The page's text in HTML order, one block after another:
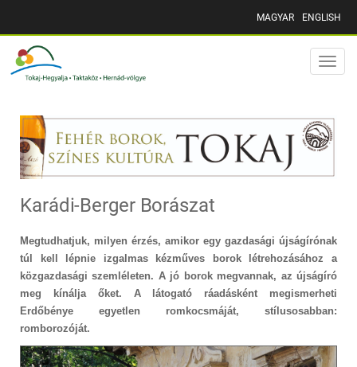
MAGYAR ENGLISH
Toggle
Karádi-Berger Borászat
Megtudhatjuk, milyen érzés, amikor egy gazdasági újságírónak
túl kell lépnie izgalmas kézműves borok létrehozásához a
közgazdasági szemléleten. A jó borok megvannak, az újságíró
meg kínálja őket. A látogató ráadásként megismerheti
Erdőbénye egyetlen romkocsmáját, stílusosabban:
romborozóját.